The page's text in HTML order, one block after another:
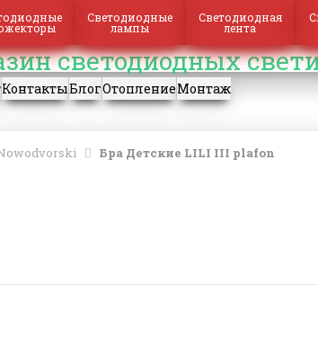
Светодиодные
лампы
Светодиодная
лента
КонтактыБлогОтоплениеМонтаж
Бра Детские LILI III plafon